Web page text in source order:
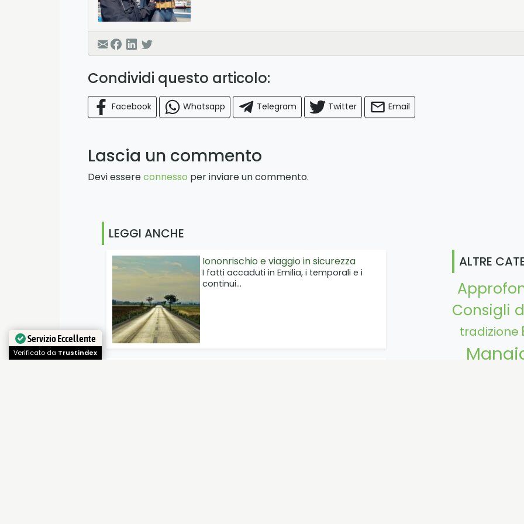
Condividi questo articolo:
Facebook Whatsapp Telegram Twitter Email
Lascia un commento
Devi essereconnesso per inviare un commento.
LEGGI ANCHE
Iononrischio e viaggio in sicurezza
I fatti accaduti in Emilia, i temporali e i
continui…
ALTRE
Consigli
tradizione
Servizio Eccellente
Verificato da Trustindex